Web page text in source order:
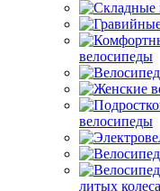
велосипеды
велосипеды
литых